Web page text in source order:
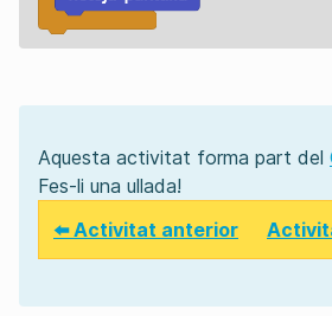
Aquesta activitat forma part del
Fes-li una ullada!
⬅️ Activitat anterior